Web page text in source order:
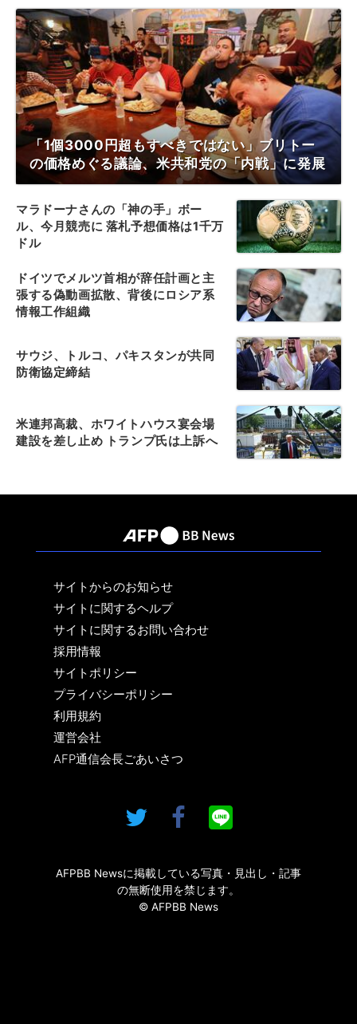
「1個3000円超もすべきではない」ブリトー
の価格めぐる議論、米共和党の「内戦」に発展
マラドーナさんの「神の手」ボー
ル、今月競売に 落札予想価格は1千万
ドル
ドイツでメルツ首相が辞任計画と主
張する偽動画拡散、背後にロシア系
情報工作組織
サウジ、トルコ、パキスタンが共同
防衛協定締結
米連邦高裁、ホワイトハウス宴会場
建設を差し止め トランプ氏は上訴へ
サイトからのお知らせ
サイトに関するヘルプ
サイトに関するお問い合わせ
採用情報
サイトポリシー
プライバシーポリシー
利用規約
運営会社
AFP通信会長ごあいさつ
AFPBB Newsに掲載している写真・見出し・記事
の無断使用を禁じます。
© AFPBB News